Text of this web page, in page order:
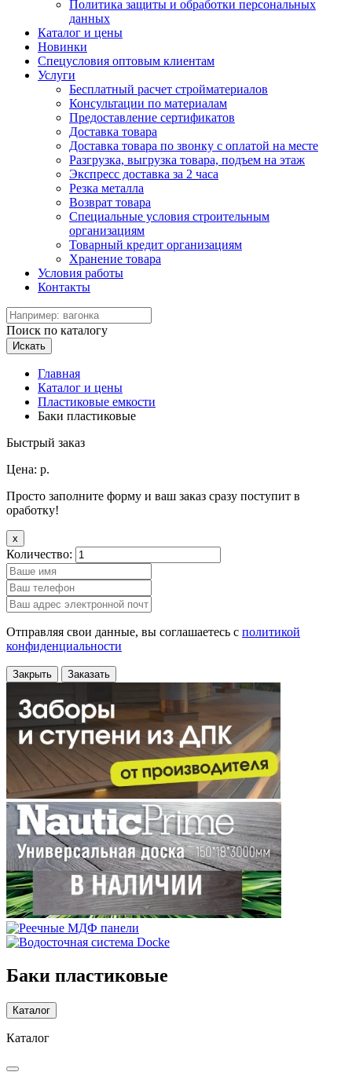
Политика защиты и обработки персональных
данных
Каталог и цены
Новинки
Спецусловия оптовым клиентам
Услуги
Бесплатный расчет стройматериалов
Консультации по материалам
Предоставление сертификатов
Доставка товара
Доставка товара по звонку с оплатой на месте
Разгрузка, выгрузка товара, подъем на этаж
Экспресс доставка за 2 часа
Резка металла
Возврат товара
Специальные условия строительным
организациям
Товарный кредит организациям
Хранение товара
Условия работы
Контакты
Поиск по каталогу
Искать
Главная
Каталог и цены
Пластиковые емкости
Баки пластиковые
Быстрый заказ
Цена: р.
Просто заполните форму и ваш заказ сразу поступит в
оработку!
x
Количество:
Отправляя свои данные, вы соглашаетесь с политикой
конфиденциальности
Закрыть Заказать
Баки пластиковые
Каталог
Каталог